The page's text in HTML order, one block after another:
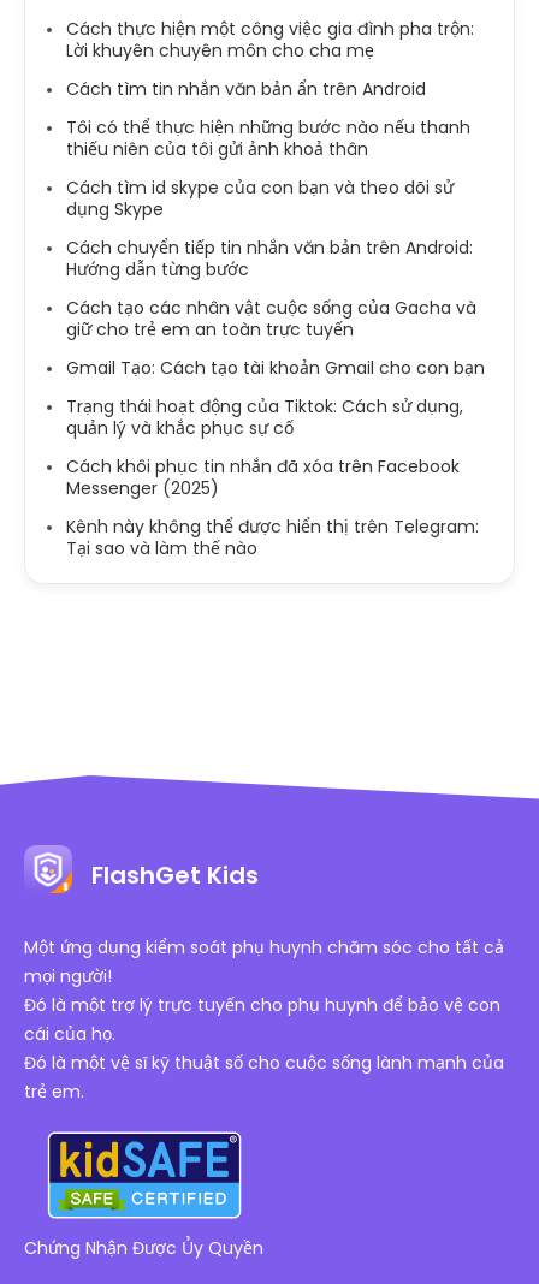
Cách thực hiện một công việc gia đình pha trộn:
Lời khuyên chuyên môn cho cha mẹ
Cách tìm tin nhắn văn bản ẩn trên Android
Tôi có thể thực hiện những bước nào nếu thanh
thiếu niên của tôi gửi ảnh khoả thân
Cách tìm id skype của con bạn và theo dõi sử
dụng Skype
Cách chuyển tiếp tin nhắn văn bản trên Android:
Hướng dẫn từng bước
Cách tạo các nhân vật cuộc sống của Gacha và
giữ cho trẻ em an toàn trực tuyến
Gmail Tạo: Cách tạo tài khoản Gmail cho con bạn
Trạng thái hoạt động của Tiktok: Cách sử dụng,
quản lý và khắc phục sự cố
Cách khôi phục tin nhắn đã xóa trên Facebook
Messenger (2025)
Kênh này không thể được hiển thị trên Telegram:
Tại sao và làm thế nào
FlashGet Kids
Một ứng dụng kiểm soát phụ huynh chăm sóc cho tất cả
mọi người!
Đó là một trợ lý trực tuyến cho phụ huynh để bảo vệ con
cái của họ.
Đó là một vệ sĩ kỹ thuật số cho cuộc sống lành mạnh của
trẻ em.
Chứng Nhận Được Ủy Quyền